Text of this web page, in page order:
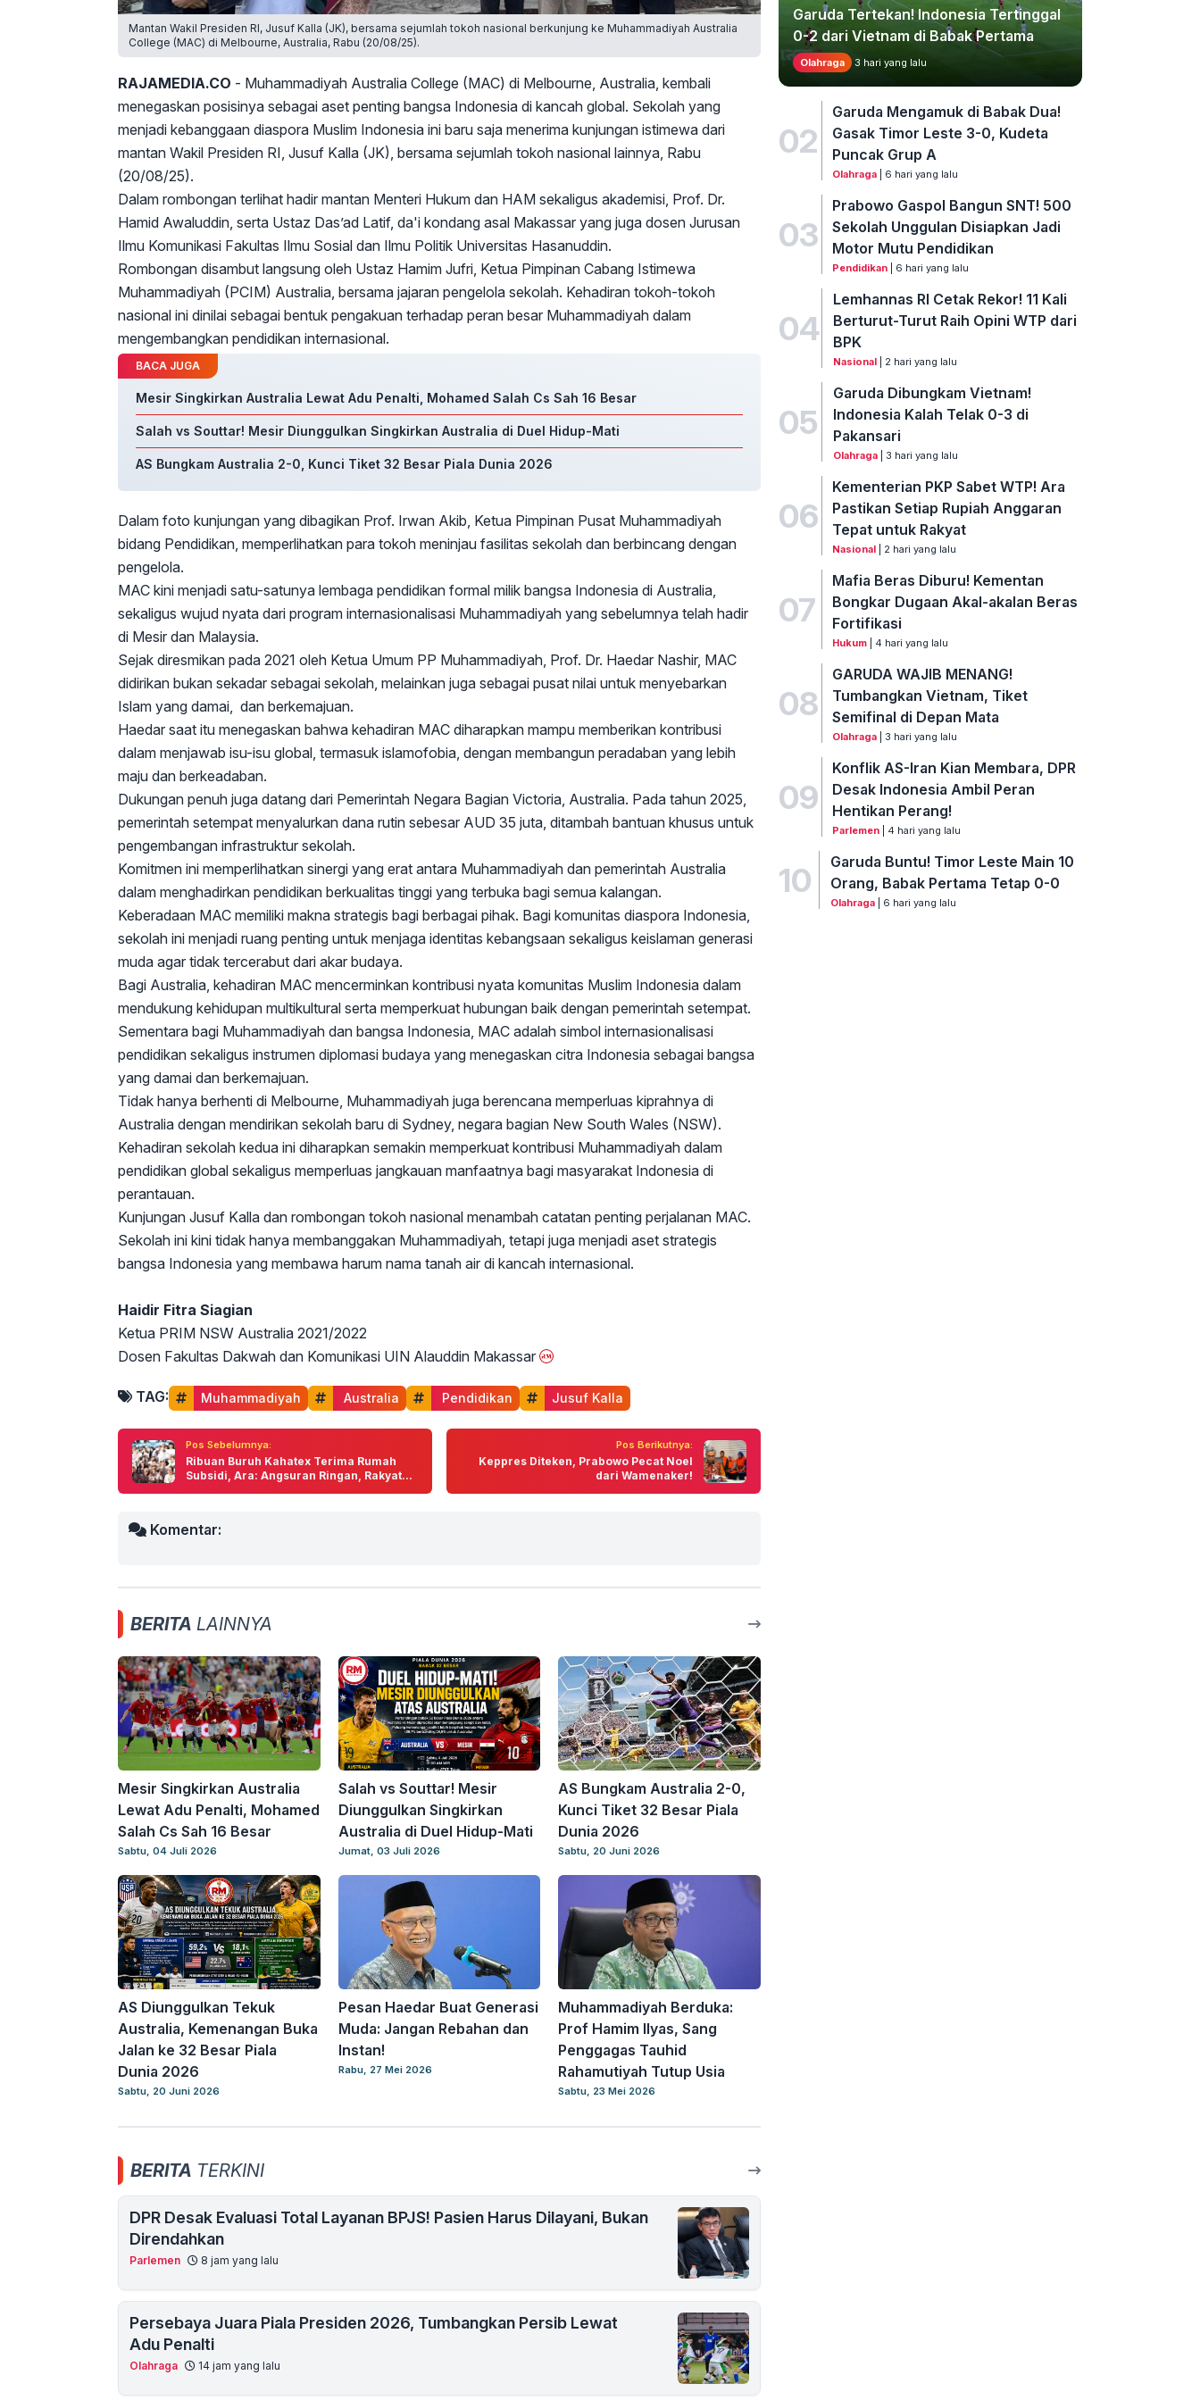
Mantan Wakil Presiden RI, Jusuf Kalla (JK), bersama sejumlah tokoh nasional berkunjung ke Muhammadiyah Australia
College (MAC) di Melbourne, Australia, Rabu (20/08/25).
RAJAMEDIA.CO - Muhammadiyah Australia College (MAC) di Melbourne, Australia, kembali
menegaskan posisinya sebagai aset penting bangsa Indonesia di kancah global. Sekolah yang
menjadi kebanggaan diaspora Muslim Indonesia ini baru saja menerima kunjungan istimewa dari
mantan Wakil Presiden RI, Jusuf Kalla (JK), bersama sejumlah tokoh nasional lainnya, Rabu
(20/08/25).
Dalam rombongan terlihat hadir mantan Menteri Hukum dan HAM sekaligus akademisi, Prof. Dr.
Hamid Awaluddin, serta Ustaz Das’ad Latif, da'i kondang asal Makassar yang juga dosen Jurusan
Ilmu Komunikasi Fakultas Ilmu Sosial dan Ilmu Politik Universitas Hasanuddin.
Rombongan disambut langsung oleh Ustaz Hamim Jufri, Ketua Pimpinan Cabang Istimewa
Muhammadiyah (PCIM) Australia, bersama jajaran pengelola sekolah. Kehadiran tokoh-tokoh
nasional ini dinilai sebagai bentuk pengakuan terhadap peran besar Muhammadiyah dalam
mengembangkan pendidikan internasional.
BACA JUGA
Mesir Singkirkan Australia Lewat Adu Penalti, Mohamed Salah Cs Sah 16 Besar
Salah vs Souttar! Mesir Diunggulkan Singkirkan Australia di Duel Hidup-Mati
AS Bungkam Australia 2-0, Kunci Tiket 32 Besar Piala Dunia 2026
Dalam foto kunjungan yang dibagikan Prof. Irwan Akib, Ketua Pimpinan Pusat Muhammadiyah
bidang Pendidikan, memperlihatkan para tokoh meninjau fasilitas sekolah dan berbincang dengan
pengelola.
MAC kini menjadi satu-satunya lembaga pendidikan formal milik bangsa Indonesia di Australia,
sekaligus wujud nyata dari program internasionalisasi Muhammadiyah yang sebelumnya telah hadir
di Mesir dan Malaysia.
Sejak diresmikan pada 2021 oleh Ketua Umum PP Muhammadiyah, Prof. Dr. Haedar Nashir, MAC
didirikan bukan sekadar sebagai sekolah, melainkan juga sebagai pusat nilai untuk menyebarkan
Islam yang damai, dan berkemajuan.
Haedar saat itu menegaskan bahwa kehadiran MAC diharapkan mampu memberikan kontribusi
dalam menjawab isu-isu global, termasuk islamofobia, dengan membangun peradaban yang lebih
maju dan berkeadaban.
Dukungan penuh juga datang dari Pemerintah Negara Bagian Victoria, Australia. Pada tahun 2025,
pemerintah setempat menyalurkan dana rutin sebesar AUD 35 juta, ditambah bantuan khusus untuk
pengembangan infrastruktur sekolah.
Komitmen ini memperlihatkan sinergi yang erat antara Muhammadiyah dan pemerintah Australia
dalam menghadirkan pendidikan berkualitas tinggi yang terbuka bagi semua kalangan.
Keberadaan MAC memiliki makna strategis bagi berbagai pihak. Bagi komunitas diaspora Indonesia,
sekolah ini menjadi ruang penting untuk menjaga identitas kebangsaan sekaligus keislaman generasi
muda agar tidak tercerabut dari akar budaya.
Bagi Australia, kehadiran MAC mencerminkan kontribusi nyata komunitas Muslim Indonesia dalam
mendukung kehidupan multikultural serta memperkuat hubungan baik dengan pemerintah setempat.
Sementara bagi Muhammadiyah dan bangsa Indonesia, MAC adalah simbol internasionalisasi
pendidikan sekaligus instrumen diplomasi budaya yang menegaskan citra Indonesia sebagai bangsa
yang damai dan berkemajuan.
Tidak hanya berhenti di Melbourne, Muhammadiyah juga berencana memperluas kiprahnya di
Australia dengan mendirikan sekolah baru di Sydney, negara bagian New South Wales (NSW).
Kehadiran sekolah kedua ini diharapkan semakin memperkuat kontribusi Muhammadiyah dalam
pendidikan global sekaligus memperluas jangkauan manfaatnya bagi masyarakat Indonesia di
perantauan.
Kunjungan Jusuf Kalla dan rombongan tokoh nasional menambah catatan penting perjalanan MAC.
Sekolah ini kini tidak hanya membanggakan Muhammadiyah, tetapi juga menjadi aset strategis
bangsa Indonesia yang membawa harum nama tanah air di kancah internasional.
Haidir Fitra Siagian
Ketua PRIM NSW Australia 2021/2022
Dosen Fakultas Dakwah dan Komunikasi UIN Alauddin Makassar
TAG: Muhammadiyah Australia Pendidikan Jusuf Kalla
Pos Sebelumnya:
Ribuan Buruh Kahatex Terima Rumah
Subsidi, Ara: Angsuran Ringan, Rakyat...
Pos Berikutnya:
Keppres Diteken, Prabowo Pecat Noel
dari Wamenaker!
Komentar:
BERITA LAINNYA
Mesir Singkirkan Australia
Lewat Adu Penalti, Mohamed
Salah Cs Sah 16 Besar
Sabtu, 04 Juli 2026
Salah vs Souttar! Mesir
Diunggulkan Singkirkan
Australia di Duel Hidup-Mati
Jumat, 03 Juli 2026
AS Bungkam Australia 2-0,
Kunci Tiket 32 Besar Piala
Dunia 2026
Sabtu, 20 Juni 2026
AS Diunggulkan Tekuk
Australia, Kemenangan Buka
Jalan ke 32 Besar Piala
Dunia 2026
Sabtu, 20 Juni 2026
Pesan Haedar Buat Generasi
Muda: Jangan Rebahan dan
Instan!
Rabu, 27 Mei 2026
Muhammadiyah Berduka:
Prof Hamim Ilyas, Sang
Penggagas Tauhid
Rahamutiyah Tutup Usia
Sabtu, 23 Mei 2026
BERITA TERKINI
DPR Desak Evaluasi Total Layanan BPJS! Pasien Harus Dilayani, Bukan
Direndahkan
Parlemen 8 jam yang lalu
Persebaya Juara Piala Presiden 2026, Tumbangkan Persib Lewat
Adu Penalti
Olahraga 14 jam yang lalu
Garuda Tertekan! Indonesia Tertinggal
0-2 dari Vietnam di Babak Pertama
Olahraga 3 hari yang lalu
02
Garuda Mengamuk di Babak Dua!
Gasak Timor Leste 3-0, Kudeta
Puncak Grup A
Olahraga | 6 hari yang lalu
03
Prabowo Gaspol Bangun SNT! 500
Sekolah Unggulan Disiapkan Jadi
Motor Mutu Pendidikan
Pendidikan | 6 hari yang lalu
04
Lemhannas RI Cetak Rekor! 11 Kali
Berturut-Turut Raih Opini WTP dari
BPK
Nasional| 2 hari yang lalu
05
Garuda Dibungkam Vietnam!
Indonesia Kalah Telak 0-3 di
Pakansari
Olahraga| 3 hari yang lalu
06
Kementerian PKP Sabet WTP! Ara
Pastikan Setiap Rupiah Anggaran
Tepat untuk Rakyat
Nasional | 2 hari yang lalu
07
Mafia Beras Diburu! Kementan
Bongkar Dugaan Akal-akalan Beras
Fortifikasi
Hukum | 4 hari yang lalu
08
GARUDA WAJIB MENANG!
Tumbangkan Vietnam, Tiket
Semifinal di Depan Mata
Olahraga | 3 hari yang lalu
09
Konflik AS-Iran Kian Membara, DPR
Desak Indonesia Ambil Peran
Hentikan Perang!
Parlemen | 4 hari yang lalu
10
Garuda Buntu! Timor Leste Main 10
Orang, Babak Pertama Tetap 0-0
Olahraga| 6 hari yang lalu